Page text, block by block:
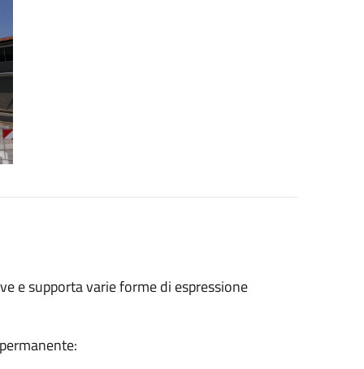
e supporta varie forme di espressione